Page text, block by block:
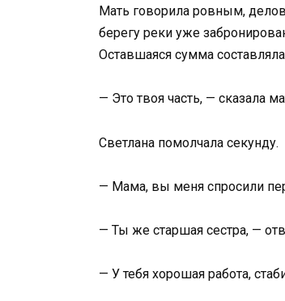
Мать говорила ровным,
берегу реки уже
Оставшаяся сумма
— Это твоя часть, — сказала
Светлана помолчала секунду.
— Мама, вы меня спросили
— Ты же старшая сестра, —
— У тебя хорошая работа,